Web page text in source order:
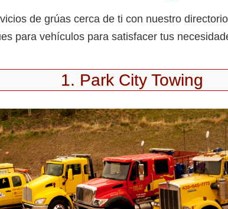
de grúas cerca de ti con nuestro
para vehículos para satisfacer tus
1. Park City Towing